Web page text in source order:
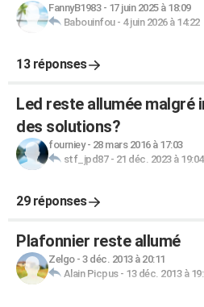
FannyB1983- 17 juin 2025 à 18:09
Babouinfou- 4 juin 2026 à 14:22
13 réponses
Led reste allumée malgré
des solutions?
fourniey- 28 mars 2016 à 17:03
stf_jpd87- 21 déc. 2023 à 19:04
29 réponses
Plafonnier reste allumé
Zelgo- 3 déc. 2013 à 20:11
Alain Picpus- 13 déc. 2013 à